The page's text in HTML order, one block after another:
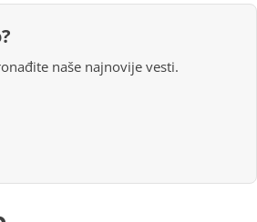
naše najnovije vesti.